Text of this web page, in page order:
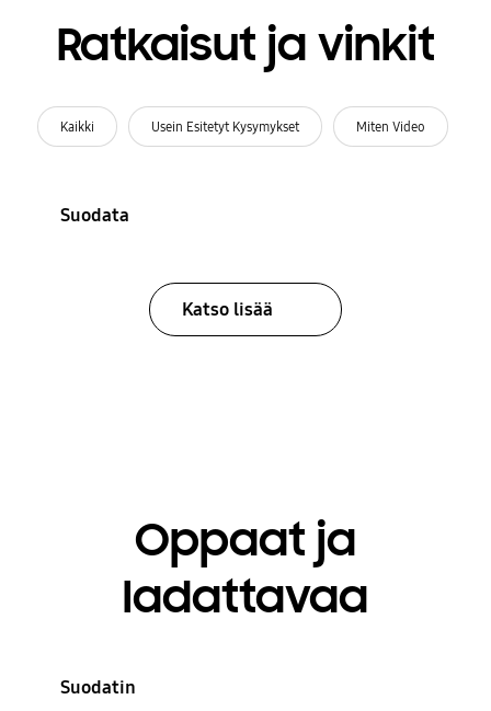
Ratkaisut ja vinkit
Kaikki Usein Esitetyt Kysymykset Miten Video
Suodata
Katso lisää
Oppaat ja
ladattavaa
Suodatin